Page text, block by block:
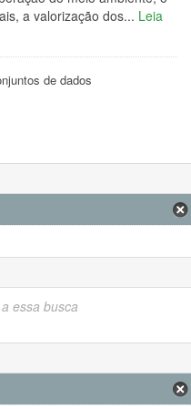
a valorização dos... Leia
de dados
essa busca